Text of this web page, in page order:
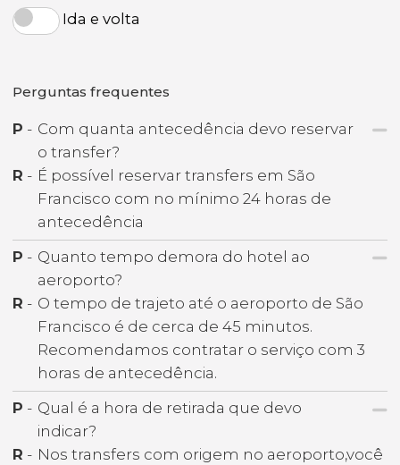
Ida e volta
Perguntas frequentes
P - Com quanta antecedência devo reservar
o transfer?
R - É possível reservar transfers em São
Francisco com no mínimo 24 horas de
antecedência
P - Quanto tempo demora do hotel ao
aeroporto?
R - O tempo de trajeto até o aeroporto de São
Francisco é de cerca de 45 minutos.
Recomendamos contratar o serviço com 3
horas de antecedência.
P - Qual é a hora de retirada que devo
indicar?
R - Nos transfers com origem no aeroporto,você